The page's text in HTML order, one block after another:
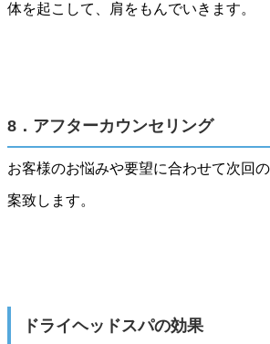
体を起こして、肩をもんでいきます。
8．アフターカウンセリング
お客様のお悩みや要望に合わせて次回
案致します。
ドライヘッドスパの効果